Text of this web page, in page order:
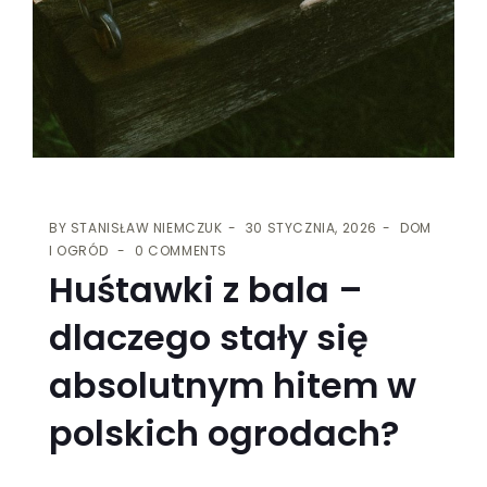
BY STANISŁAW NIEMCZUK 30 STYCZNIA, 2026
DOM
I OGRÓD
0 COMMENTS
Huśtawki z bala –
dlaczego stały się
absolutnym hitem w
polskich ogrodach?